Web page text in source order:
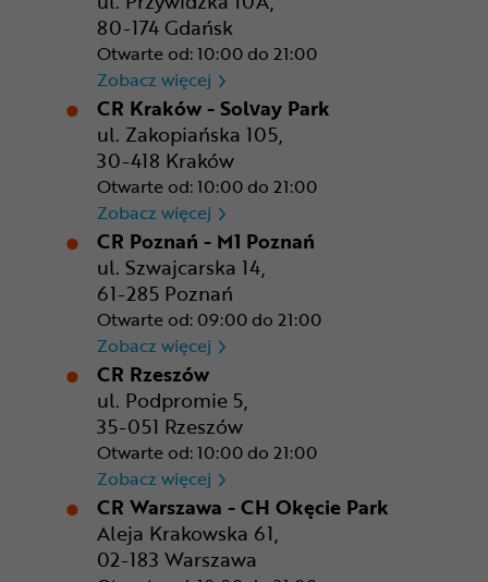
80-174 Gdańsk
Otwarte od: 10:00 do 21:00
Zobacz więcej CR Gdańsk - Morski Park
CR Kraków - Solvay Park
ul. Zakopiańska 105,
30-418 Kraków
Otwarte od: 10:00 do 21:00
Zobacz więcej CR Kraków - Solvay Park
CR Poznań - M1 Poznań
ul. Szwajcarska 14,
61-285 Poznań
Otwarte od: 09:00 do 21:00
Zobacz więcej CR Poznań - M1 Poznań
CR Rzeszów
ul. Podpromie 5,
35-051 Rzeszów
Otwarte od: 10:00 do 21:00
Zobacz więcej CR Rzeszów
CR Warszawa - CH Okęcie Park
Aleja Krakowska 61,
02-183 Warszawa